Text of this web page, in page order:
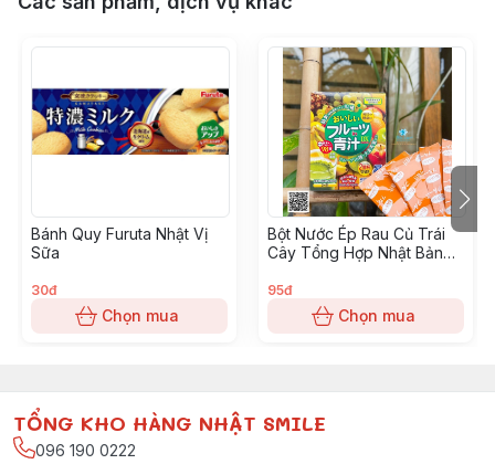
Bánh Quy Furuta Nhật Vị
Sữa
30đ
Chọn mua
Bột Nước Ép Rau Củ Trái
Cây Tổng Hợp Nhật Bản
95đ
Chọn mua
TỔNG KHO HÀNG NHẬT SMILE
096 190 0222